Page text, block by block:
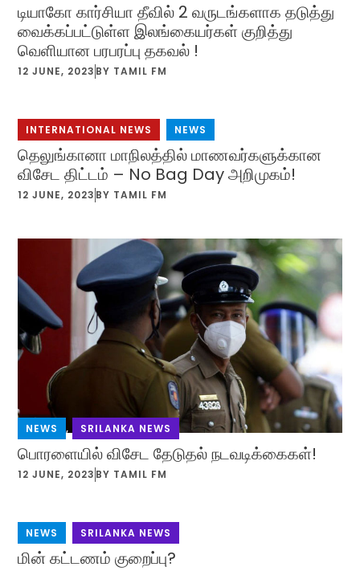
டியாகோ கார்சியா தீவில் 2 வருடங்களாக தடுத்து
வைக்கப்பட்டுள்ள இலங்கையர்கள் குறித்து
வெளியான பரபரப்பு தகவல் !
12 JUNE, 2023 BY TAMIL FM
INTERNATIONAL NEWS NEWS
தெலுங்கானா மாநிலத்தில் மாணவர்களுக்கான
விசேட திட்டம் – No Bag Day அறிமுகம்!
12 JUNE, 2023 BY TAMIL FM
NEWS , SRILANKA NEWS
பொரளையில் விசேட தேடுதல் நடவடிக்கைகள்!
12 JUNE, 2023 BY TAMIL FM
NEWS SRILANKA NEWS
மின் கட்டணம் குறைப்பு?